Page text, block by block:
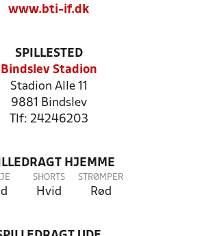
www.bti-if.dk
SPILLESTED
Bindslev Stadion
Stadion Alle 11
9881 Bindslev
Tlf: 24246203
HJEMME
SHORTS
Hvid
STRØMPER
Rød